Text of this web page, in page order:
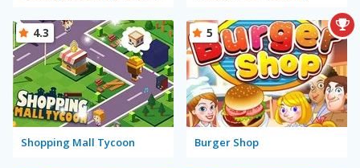
Shopping Mall Tycoon
4.3
Burger Shop
5